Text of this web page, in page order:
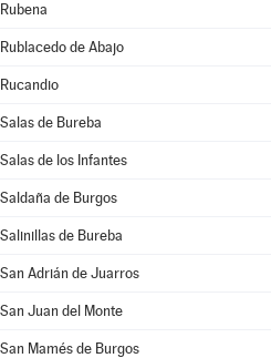
Rubena
Rublacedo de Abajo
Rucandio
Salas de Bureba
Salas de los Infantes
Saldaña de Burgos
Salinillas de Bureba
San Adrián de Juarros
San Juan del Monte
San Mamés de Burgos